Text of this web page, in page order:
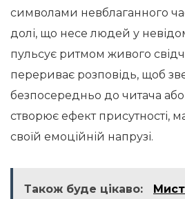
символами невблаганного
долі, що несе людей у
пульсує ритмом живого
перериває розповідь, щоб
безпосередньо до читача або
створює ефект присутності,
своїй емоційній напрузі.
Також буде цікаво: